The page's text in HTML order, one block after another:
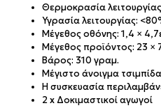
Θερμοκρασία
Υγρασία λειτουργίας:
Μέγεθος οθόνης: 1,4 ×
Μέγεθος προϊόντος: 23 ×
Βάρος: 310 γραμ.
Μέγιστο άνοιγμα
Η συσκευασία
2 x Δοκιμαστικοί αγωγοί